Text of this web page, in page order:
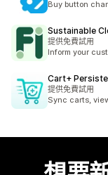
Buy button
Sustainable
提供免費試用
Inform your
Cart+
提供免費試用
Sync carts,